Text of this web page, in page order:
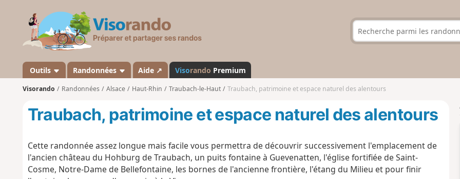
s
a
n
d
Outils Randonnées Aide ↗ Visorando Premium
Visorando Randonnées Alsace Haut-Rhin Traubach-le-Haut Traubach, patrimoine et espace naturel des alentours
Traubach, patrimoine et espace naturel des alentours
Cette randonnée assez longue mais facile vous permettra de découvrir successivement l'emplacement de
l'ancien château du Hohburg de Traubach, un puits fontaine à Guevenatten, l'église fortifiée de Saint-
Cosme, Notre-Dame de Bellefontaine, les bornes de l'ancienne frontière, l'étang du Milieu et pour finir